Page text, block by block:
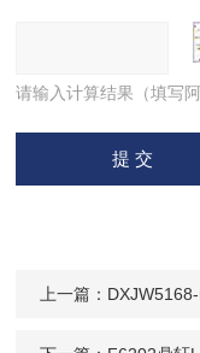
请输入计算结果（填写
上一篇： DXJW5168-